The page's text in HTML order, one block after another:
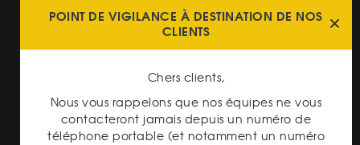
PAIEMENT SECURISÉ
POINT DE VIGILANCE À DESTINATION DE NOS
CLIENTS
Chers clients,
Nous vous rappelons que nos équipes ne vous
contacteront jamais depuis un numéro de
téléphone portable (et notamment un numéro